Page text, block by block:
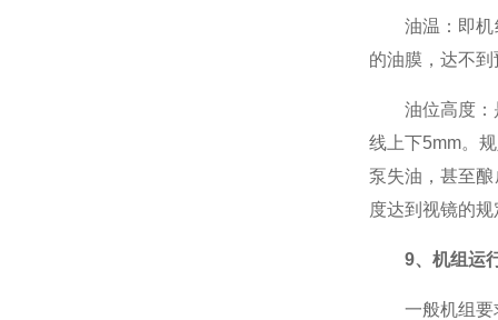
油温：即机组
的油膜，达不
油位高度：是
线上下5mm。
泵失油，甚至
度达到视镜的
9、机组运
一般机组要求